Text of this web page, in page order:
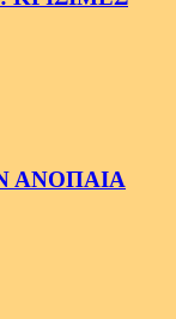
ΑΝΟΠΑΙΑ